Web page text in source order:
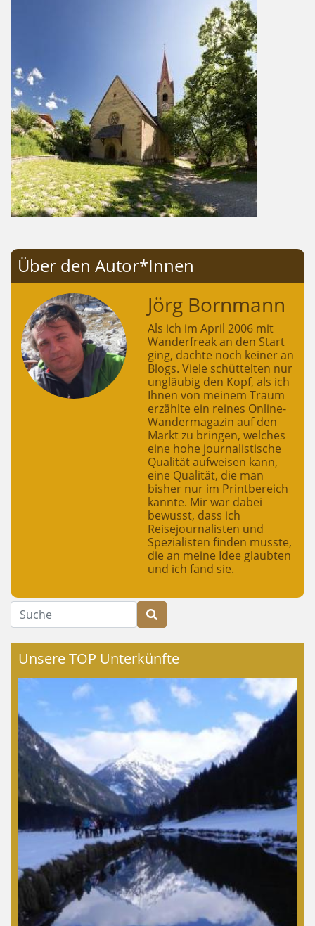
Über den Autor*Innen
Jörg Bornmann
Als ich im April 2006 mit
Wanderfreak an den Start
ging, dachte noch keiner an
Blogs. Viele schüttelten nur
ungläubig den Kopf, als ich
Ihnen von meinem Traum
erzählte ein reines Online-
Wandermagazin auf den
Markt zu bringen, welches
eine hohe journalistische
Qualität aufweisen kann,
eine Qualität, die man
bisher nur im Printbereich
kannte. Mir war dabei
bewusst, dass ich
Reisejournalisten und
Spezialisten finden musste,
die an meine Idee glaubten
und ich fand sie.
Suche
Unsere TOP Unterkünfte